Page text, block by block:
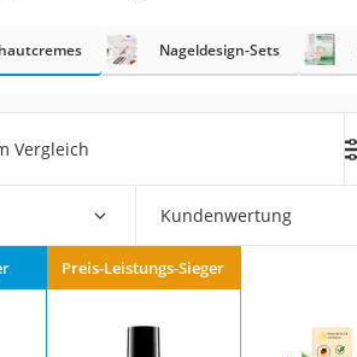
Nageldesign-Sets
Vergleich
Kundenwertung
Preis-Leistungs-Sieger